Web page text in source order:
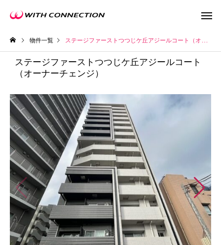
不動産買取
ウィズの利益還元
物件一覧 ステージファーストつつじケ丘アジールコート（オーナーチェンジ）
ステージファーストつつじケ丘アジールコート
（オーナーチェンジ）